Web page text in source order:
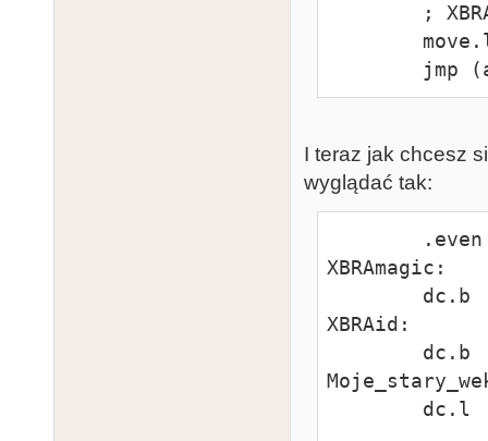
I teraz jak chcesz
wyglądać tak:
XBRAmagic:
XBRAid: